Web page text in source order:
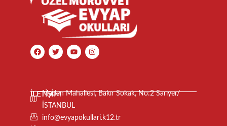
İLETİŞİM
Maden Mahallesi, Bakır Sokak, No:2 Sarıyer/
İSTANBUL
info@evyapokullari.k12.tr